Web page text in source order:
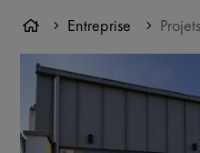
Entreprise